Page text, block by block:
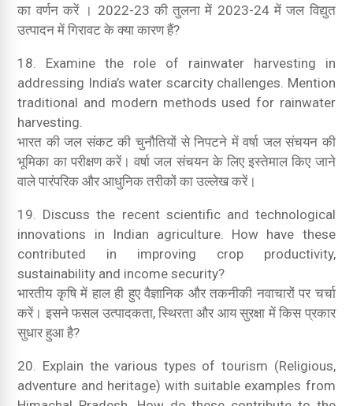
का वर्णन करें । 2022-23 की तुलना में 2023-24 में जल विद्युत
उत्पादन में गिरावट के क्या कारण हैं?
18. Examine the role of rainwater harvesting in
addressing India’s water scarcity challenges. Mention
traditional and modern methods used for rainwater
harvesting.
भारत की जल संकट की चुनौतियों से निपटने में वर्षा जल संचयन की
भूमिका का परीक्षण करें। वर्षा जल संचयन के लिए इस्तेमाल किए जाने
वाले पारंपरिक और आधुनिक तरीकों का उल्लेख करें।
19. Discuss the recent scientific and technological
innovations in Indian agriculture. How have these
contributed in improving crop productivity,
sustainability and income security?
भारतीय कृषि में हाल ही हुए वैज्ञानिक और तकनीकी नवाचारों पर चर्चा
करें। इसने फसल उत्पादकता, स्थिरता और आय सुरक्षा में किस प्रकार
सुधार हुआ है?
20. Explain the various types of tourism (Religious,
adventure and heritage) with suitable examples from